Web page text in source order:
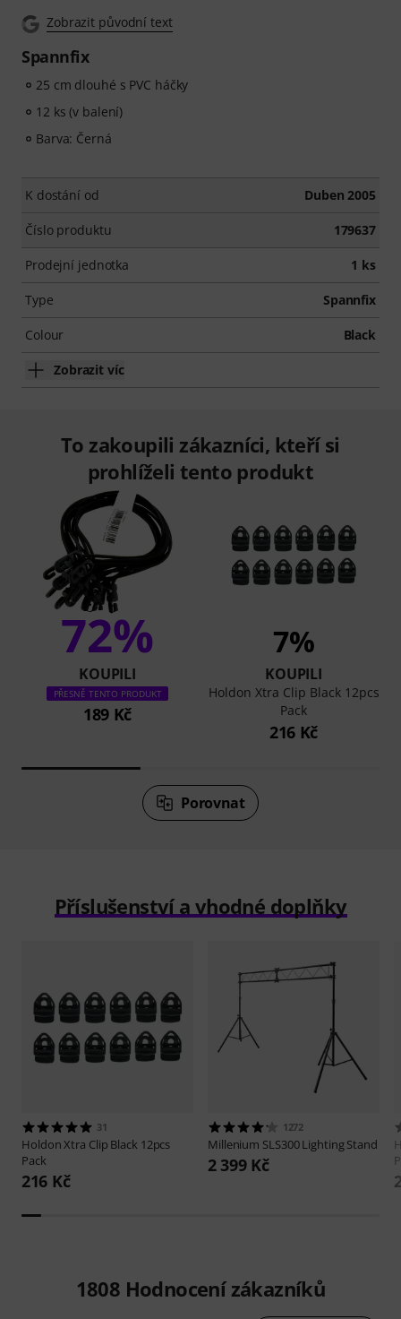
Zobrazit původní text
Spannfix
25 cm dlouhé s PVC háčky
12 ks (v balení)
Barva: Černá
K dostání od Duben 2005
Číslo produktu 179637
Prodejní jednotka 1 ks
Type Spannfix
Colour Black
Zobrazit víc
To zakoupili zákazníci, kteří si
prohlíželi tento produkt
72%
KOUPILI
PŘESNĚ TENTO PRODUKT
189 Kč
7%
KOUPILI
Holdon Xtra Clip Black 12pcs
Pack
216 Kč
Porovnat
Příslušenství a vhodné doplňky
31
HoldonXtra Clip Black 12pcs
Pack
216 Kč
1272
Millenium SLS300 Lighting Stand
2 399 Kč
1808 Hodnocení zákazníků